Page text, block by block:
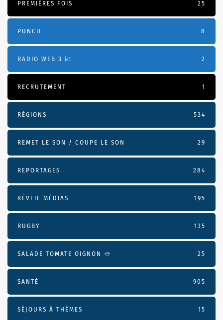
PREMIÈRES FOIS 25
PUNCH 8
RADIO WEB 3 📈 2
RECRUTEMENT 1
RÉGIONS 534
REMET LE SON / COUPE LE SON 29
REPORTAGES 284
RÉVEIL MÉDIAS 195
RUGBY 135
SALADE TOMATE OIGNON 🥙 25
SANTÉ 905
SÉJOURS À THÈMES 15